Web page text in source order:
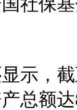
，截
总额